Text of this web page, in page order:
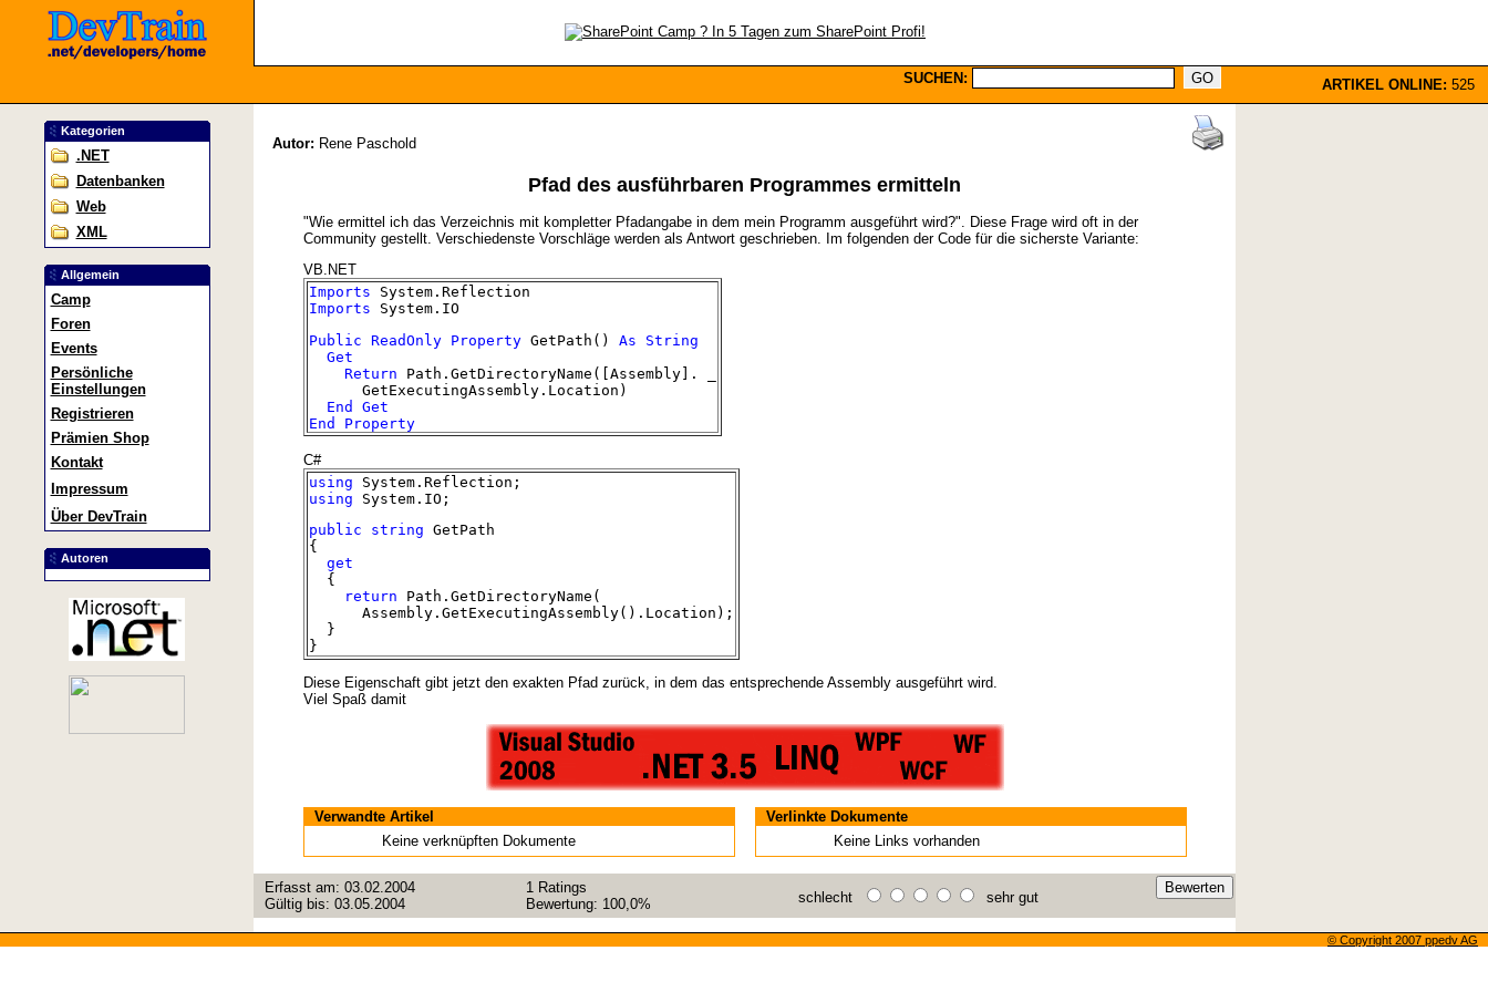
SUCHEN: ARTIKEL ONLINE: 525
Kategorien
.NET
Datenbanken
Web
XML
Allgemein
Camp
Foren
Events
Persönliche
Einstellungen
Registrieren
Prämien Shop
Kontakt
Impressum
Über DevTrain
Autoren
Autor: Rene Paschold
Pfad des ausführbaren Programmes ermitteln
"Wie ermittel ich das Verzeichnis mit kompletter Pfadangabe in dem mein Programm ausgeführt wird?". Diese Frage wird oft in der
Community gestellt. Verschiedenste Vorschläge werden als Antwort geschrieben. Im folgenden der Code für die sicherste Variante:
VB.NET
Imports System.Reflection
Imports System.IO
Public ReadOnly PropertyGetPath() As
String
Get
Return Path.GetDirectoryName([Assembly]. _
GetExecutingAssembly.Location)
End
Get
End
Property
C#
using System.Reflection;
using System.IO;
public
string GetPath
{
get
{
return Path.GetDirectoryName(
Assembly.GetExecutingAssembly().Location);
}
}
Diese Eigenschaft gibt jetzt den exakten Pfad zurück, in dem das entsprechende Assembly ausgeführt wird.
Viel Spaß damit
Verwandte Artikel
Verlinkte Dokumente
Keine verknüpften Dokumente
Keine Links vorhanden
Erfasst am: 03.02.2004
Gültig bis: 03.05.2004
1 Ratings
Bewertung: 100,0% schlecht sehr gut
© Copyright 2007 ppedv AG